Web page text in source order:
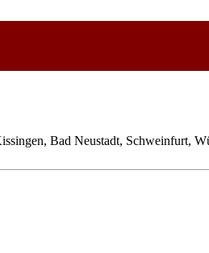
Bad Neustadt, Schweinfurt,